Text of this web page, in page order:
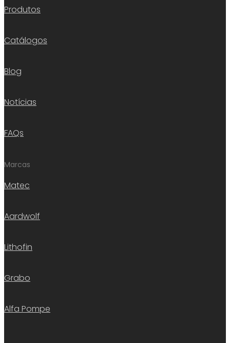
Produtos
Catálogos
Blog
Notícias
FAQs
Marcas
Matec
Aardwolf
Lithofin
Grabo
Alfa Pompe